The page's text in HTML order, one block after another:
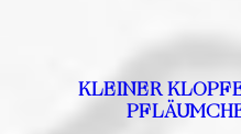
KLEINER